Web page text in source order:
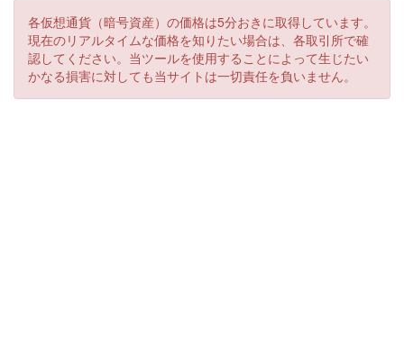
各仮想通貨（暗号資産）の価格は5分おきに取得しています。
現在のリアルタイムな価格を知りたい場合は、各取引所で確
認してください。当ツールを使用することによって生じたい
かなる損害に対しても当サイトは一切責任を負いません。